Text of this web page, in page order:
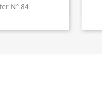
N° 84
rapide